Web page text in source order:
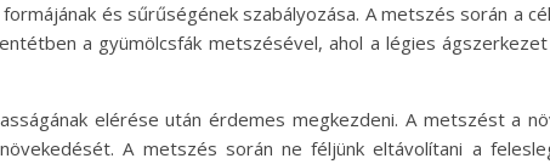
és sűrűségének szabályozása. A metszés során a
a gyümölcsfák metszésével, ahol a légies
elérése után érdemes megkezdeni. A metszést a
A metszés során ne féljünk eltávolítani a